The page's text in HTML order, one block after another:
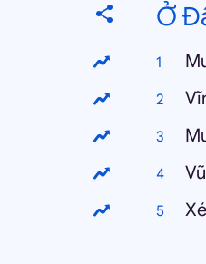
Ở